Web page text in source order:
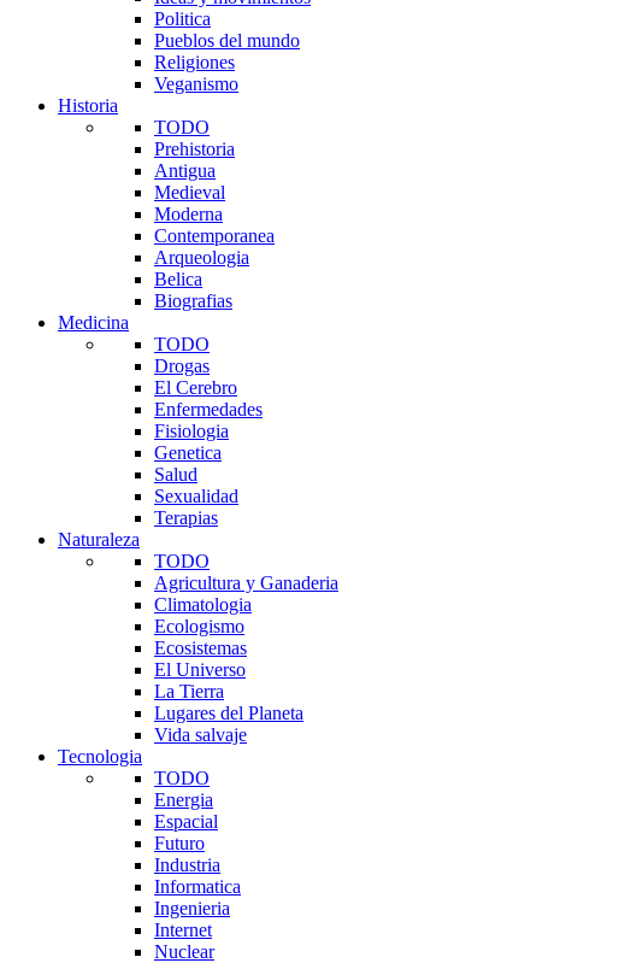
Politica
Pueblos del mundo
Religiones
Veganismo
Historia
TODO
Prehistoria
Antigua
Medieval
Moderna
Contemporanea
Arqueologia
Belica
Biografias
Medicina
TODO
Drogas
El Cerebro
Enfermedades
Fisiologia
Genetica
Salud
Sexualidad
Terapias
Naturaleza
TODO
Agricultura y Ganaderia
Climatologia
Ecologismo
Ecosistemas
El Universo
La Tierra
Lugares del Planeta
Vida salvaje
Tecnologia
TODO
Energia
Espacial
Futuro
Industria
Informatica
Ingenieria
Internet
Nuclear